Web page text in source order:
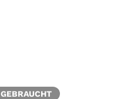
GEBRAUCHT